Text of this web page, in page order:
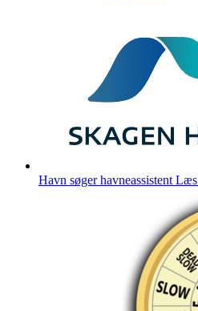
Havn søger havneassistent Læs